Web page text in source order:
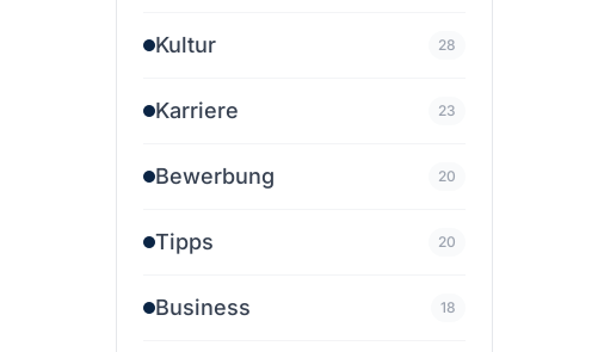
Kultur 28
Karriere 23
Bewerbung 20
Tipps 20
Business 18